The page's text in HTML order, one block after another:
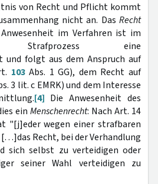
von Recht und Pflicht kommt
nicht an. Das Recht
im Verfahren ist im
Strafprozess eine
und folgt aus dem Anspruch auf
103Abs. 1 GG), dem Recht auf
3 lit. c EMRK) und dem Interesse
[4] Die Anwesenheit des
ein Menschenrecht: Nach Art. 14
"[j]eder wegen einer strafbaren
Recht, bei der Verhandlung
sich selbst zu verteidigen oder
seiner Wahl verteidigen zu